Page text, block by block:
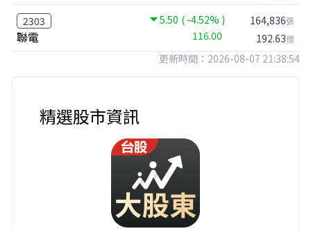
2303 5.50 ( -4.52% )
聯電 116.00
164,836張
192.63億
更新時間：2026-08-07 21:38:54
精選股市資訊